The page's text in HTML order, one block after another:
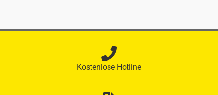
Kostenlose Hotline